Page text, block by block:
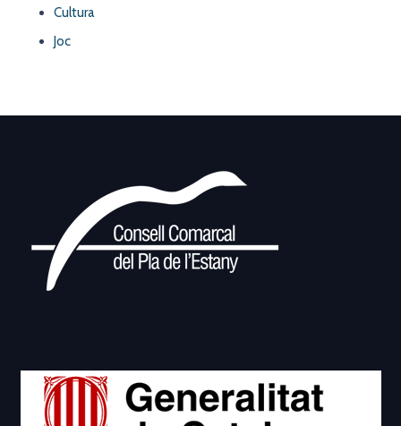
Cultura
Joc